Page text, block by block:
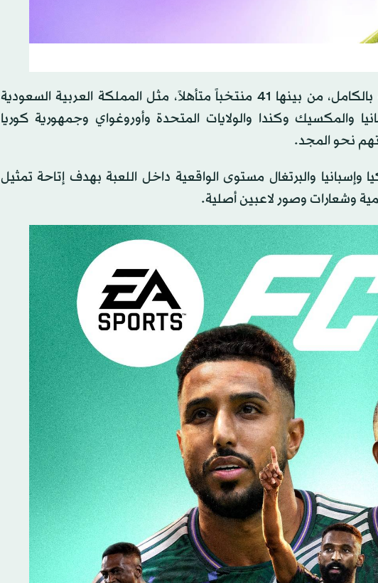
وتقدم اللعبة الكثير من المنتخبات الوطنية المرخصة بالكامل، من بينها 41 منتخباً متأهلاً، مثل المملكة العربية السعودية
والمكسيك وكندا والولايات المتحدة وأوروغواي وجمهورية كوريا
نحو المجد.
وإسبانيا والبرتغال مستوى الواقعية داخل اللعبة بهدف إتاحة تمثيل
وشعارات وصور لاعبين أصلية.